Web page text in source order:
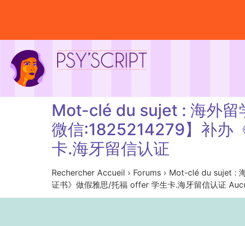
Mot-clé du sujet : 海外留
微信:1825214279】补办
卡.海牙留信认证
Rechercher Accueil › Forums › Mot-clé du sujet :
证书》做假雅思/托福 offer 学生卡.海牙留信认证